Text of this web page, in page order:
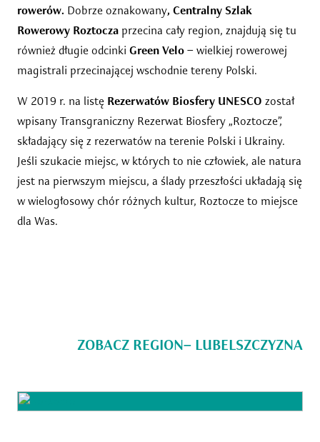
rowerów. Dobrze oznakowany, Centralny Szlak
Rowerowy Roztocza przecina cały region, znajdują się tu
również długie odcinki Green Velo– wielkiej rowerowej
magistrali przecinającej wschodnie tereny Polski.
W 2019 r. na listę Rezerwatów Biosfery UNESCO został
wpisany Transgraniczny Rezerwat Biosfery „Roztocze”,
składający się z rezerwatów na terenie Polski i Ukrainy.
Jeśli szukacie miejsc, w których to nie człowiek, ale natura
jest na pierwszym miejscu, a ślady przeszłości układają się
w wielogłosowy chór różnych kultur, Roztocze to miejsce
dla Was.
ZOBACZ REGION– LUBELSZCZYZNA